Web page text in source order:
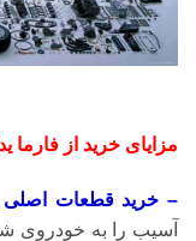
مزایای خرید از فارما
– خرید قطعات اصلی
آسیب را به خودروی